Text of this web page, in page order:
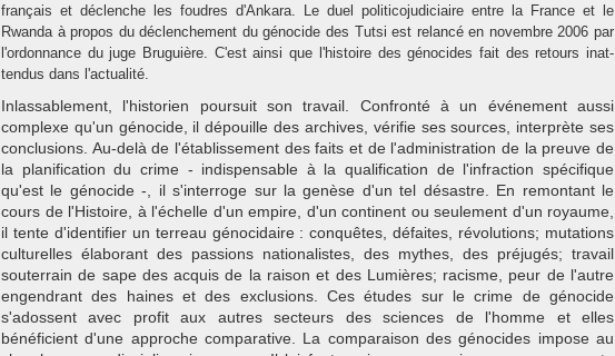
français et déclenche les foudres d'Ankara. Le duel politicojudiciaire entre la France et le
Rwanda à propos du déclenchement du génocide des Tutsi est relancé en novembre 2006 par
l'ordonnance du juge Bruguière. C'est ainsi que l'histoire des génocides fait des retours inat­
tendus dans l'actualité.
Inlassablement, l'historien poursuit son travail. Confronté à un événement aussi
complexe qu'un génocide, il dépouille des archives, vérifie ses sources, interprète ses
conclusions. Au-delà de l'établisse­ment des faits et de l'administration de la preuve de
la planification du crime - indispensable à la qualification de l'infraction spécifique
qu'est le génocide -, il s'interroge sur la genèse d'un tel désastre. En remontant le
cours de l'Histoire, à l'échelle d'un empire, d'un conti­nent ou seulement d'un royaume,
il tente d'identifier un terreau géno­cidaire : conquêtes, défaites, révolutions; mutations
culturelles élabo­rant des passions nationalistes, des mythes, des préjugés; travail
souterrain de sape des acquis de la raison et des Lumières; racisme, peur de l'autre
engendrant des haines et des exclusions. Ces études sur le crime de génocide
s'adossent avec profit aux autres secteurs dessciences de l'homme et elles
bénéficient d'une approche comparative. La comparaison des génocides impose au